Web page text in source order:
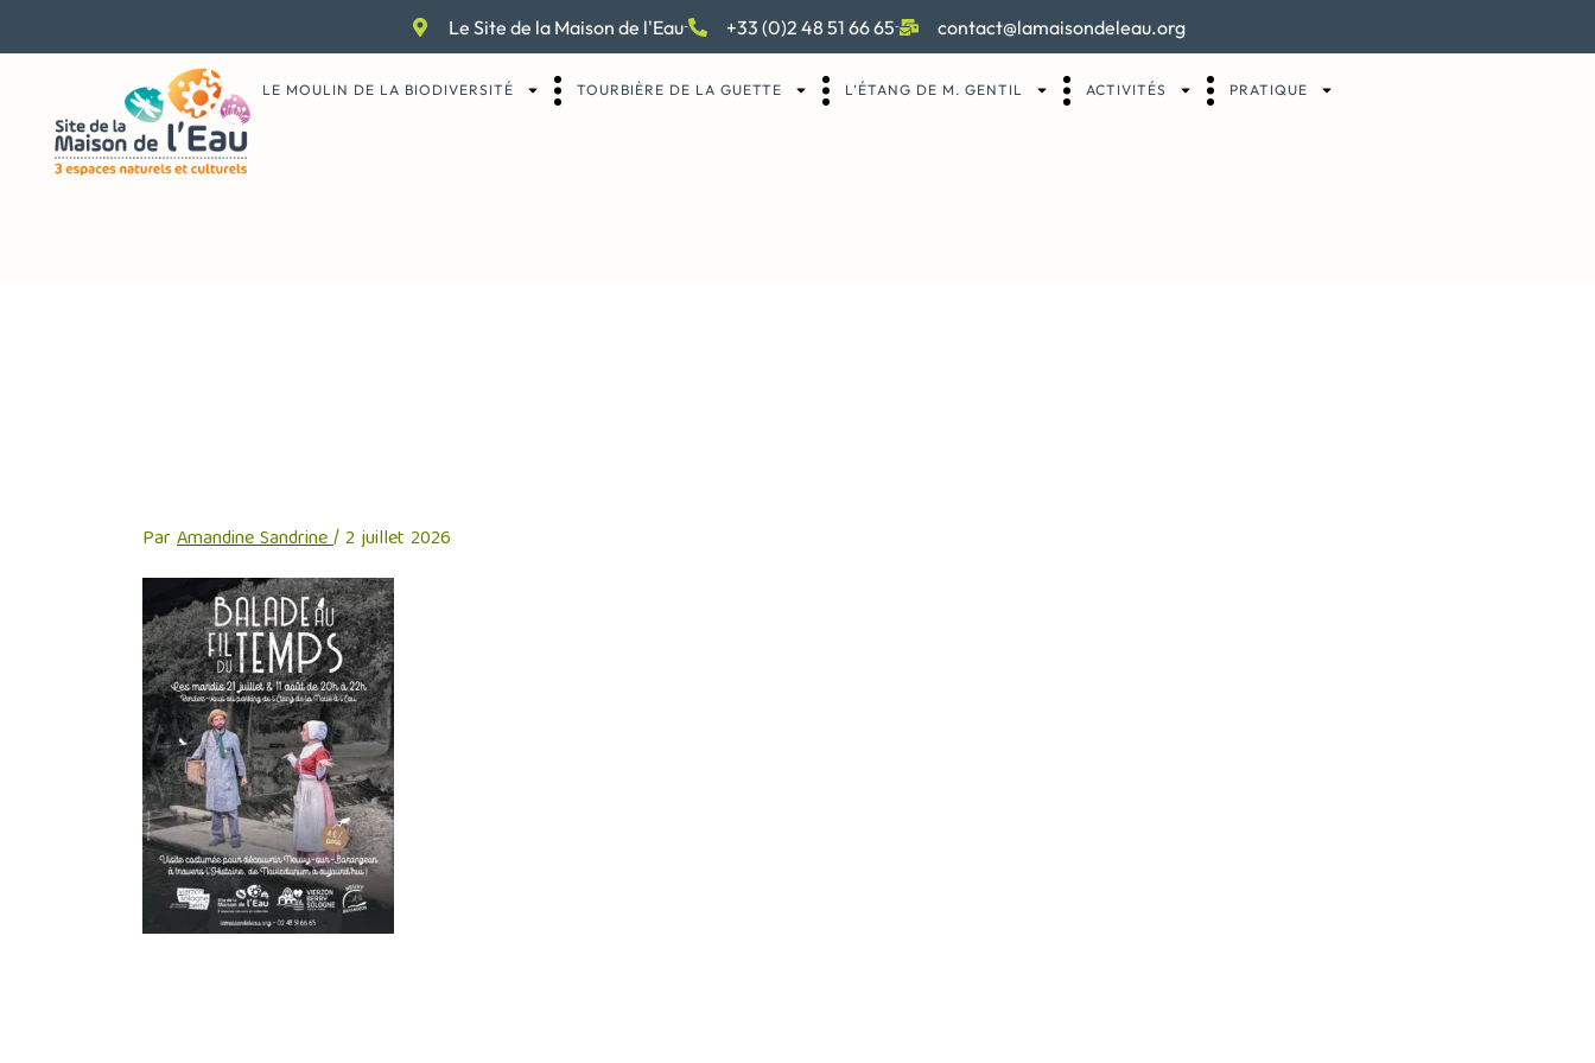
Le Site de la Maison de l'Eau +33 (0)2 48 51 66 65 contact@lamaisondeleau.org
LE MOULIN DE LA BIODIVERSITÉ TOURBIÈRE DE LA GUETTE L’ÉTANG DE M. GENTIL ACTIVITÉS PRATIQUE
ParAmandine Sandrine/2 juillet 2026